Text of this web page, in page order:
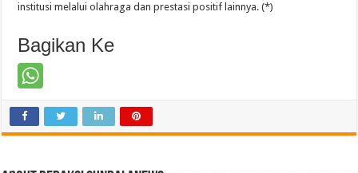
institusi melalui olahraga dan prestasi positif lainnya. (*)
Bagikan Ke